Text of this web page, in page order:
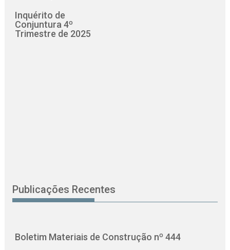
Inquérito de
Conjuntura 4º
Trimestre de 2025
Publicações Recentes
Boletim Materiais de Construção nº 444